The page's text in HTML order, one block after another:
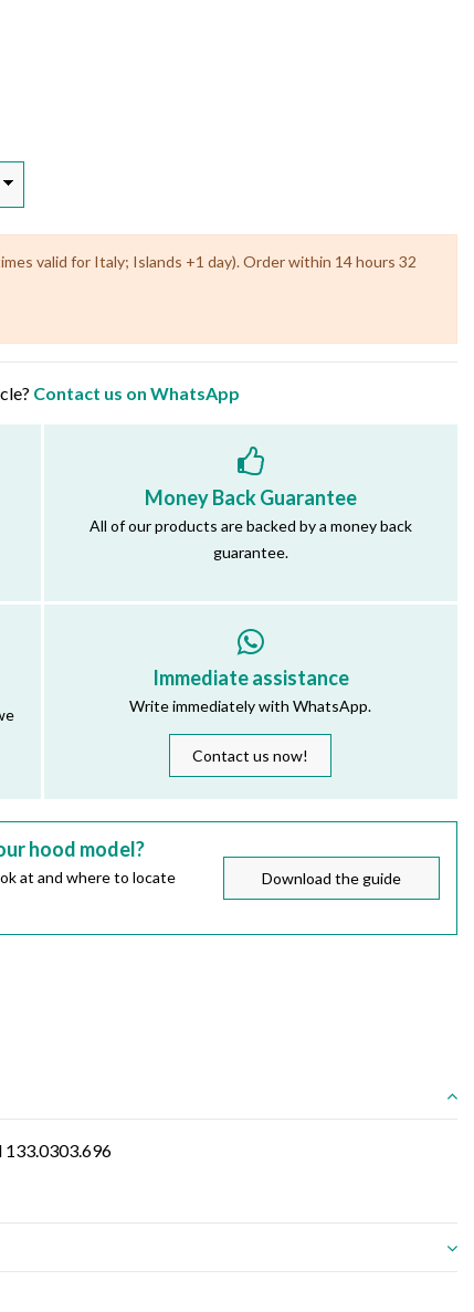
valid for Italy; Islands +1 day). Order within 14 hours 32
Contact us on WhatsApp
Money Back Guarantee
All of our products are backed by a money back
guarantee.
Immediate assistance
Write immediately with WhatsApp.
Contact us now!
hood model?
at and where to locate
Download the guide
133.0303.696